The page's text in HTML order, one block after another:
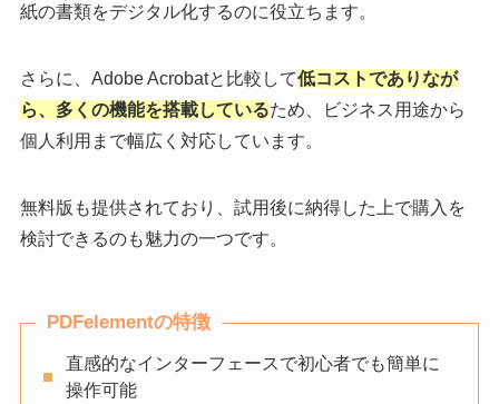
紙の書類をデジタル化するのに役立ちます。
さらに、Adobe Acrobatと比較して低コストでありなが
ら、多くの機能を搭載しているため、ビジネス用途から
個人利用まで幅広く対応しています。
無料版も提供されており、試用後に納得した上で購入を
検討できるのも魅力の一つです。
PDFelementの特徴
直感的なインターフェースで初心者でも簡単に
操作可能